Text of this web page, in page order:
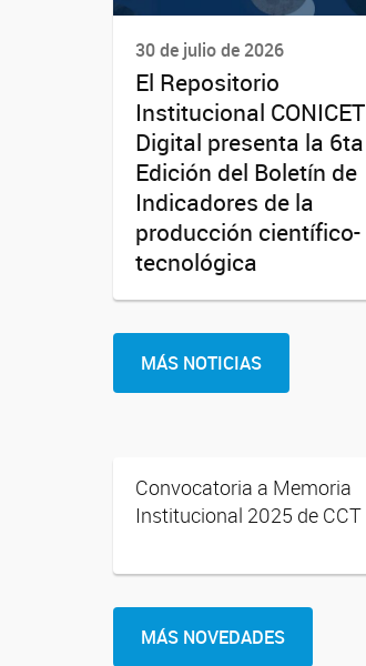
30 de julio de 2026
El Repositorio
Institucional CONICET
Digital presenta la 6ta
Edición del Boletín de
Indicadores de la
producción científico-
tecnológica
MÁS NOTICIAS
Convocatoria a Memoria
Institucional 2025 de CCT
MÁS NOVEDADES